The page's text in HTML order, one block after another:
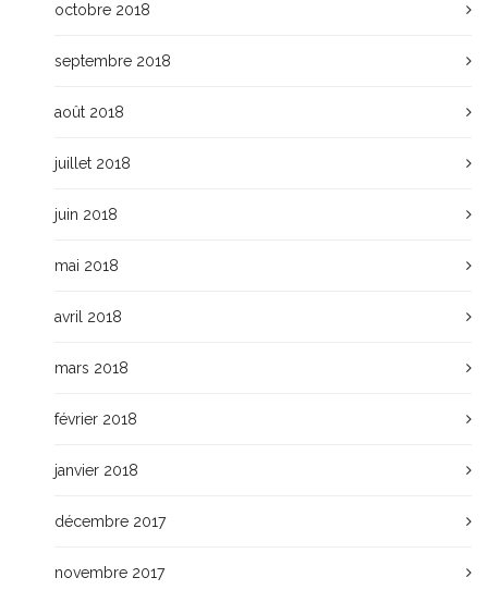
octobre 2018
septembre 2018
août 2018
juillet 2018
juin 2018
mai 2018
avril 2018
mars 2018
février 2018
janvier 2018
décembre 2017
novembre 2017